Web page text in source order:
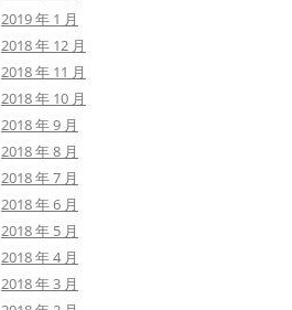
2019 年 1 月
2018 年 12 月
2018 年 11 月
2018 年 10 月
2018 年 9 月
2018 年 8 月
2018 年 7 月
2018 年 6 月
2018 年 5 月
2018 年 4 月
2018 年 3 月